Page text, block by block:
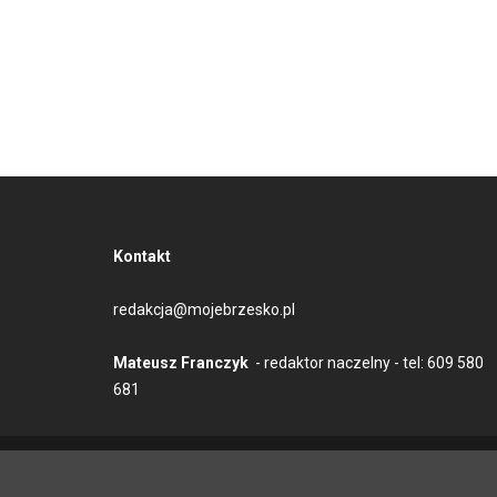
Kontakt
redakcja@mojebrzesko.pl
Mateusz Franczyk - redaktor naczelny - tel: 609 580
681